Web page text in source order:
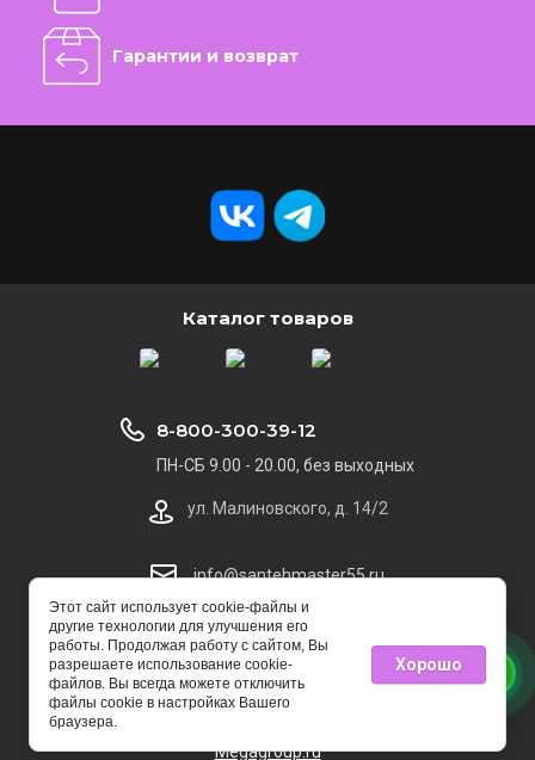
Гарантии и возврат
Каталог товаров
© 2014 - 2025 СантехMaster
8-800-300-39-12
ПН-СБ 9.00 - 20.00, без выходных
ул. Малиновского, д. 14/2
info@santehmaster55.ru
Megagroup.ru
Этот сайт использует cookie-файлы и
другие технологии для улучшения его
работы. Продолжая работу с сайтом, Вы
разрешаете использование cookie-
файлов. Вы всегда можете отключить
файлы cookie в настройках Вашего
браузера.
Хорошо